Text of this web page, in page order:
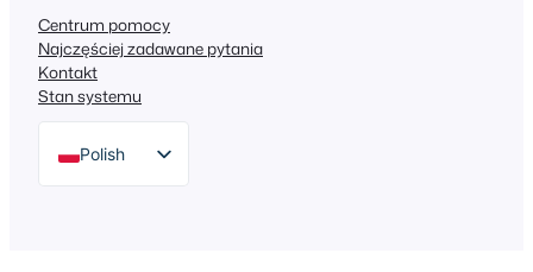
Centrum pomocy
Najczęściej zadawane pytania
Kontakt
Stan systemu
Polish